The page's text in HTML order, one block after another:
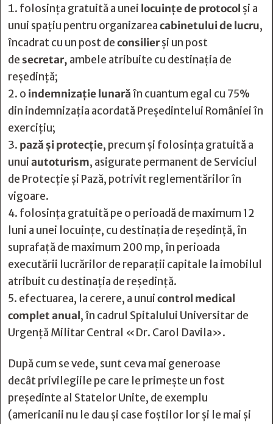
folosinţa gratuită a unei locuinţe de protocol şi a
unui spaţiu pentru organizareacabinetului de lucru,
încadrat cu un post deconsilierşi un post
desecretar, ambele atribuite cu destinaţia de
reşedinţă;
o indemnizaţie lunarăîn cuantum egal cu 75%
din indemnizaţia acordată Preşedintelui României în
exerciţiu;
pază şi protecţie, precum şi folosinţa gratuită a
unuiautoturism, asigurate permanent de Serviciul
de Protecţie şi Pază, potrivit reglementărilor în
vigoare.
folosinţa gratuită pe o perioadă de maximum 12
luni a unei locuinţe, cu destinaţia de reşedinţă, în
suprafaţă de maximum 200 mp, în perioada
executării lucrărilor de reparaţii capitale la imobilul
atribuit cu destinaţia de reşedinţă.
efectuarea, la cerere, a unuicontrol medical
complet anual, în cadrul Spitalului Universitar de
Urgenţă Militar Central «Dr. Carol Davila».
După cum se vede, sunt ceva mai generoase
decâtprivilegiile pe care le primește un fost
președinte al Statelor Unite, de exemplu
(americanii nu le dau și case foștilor lor și le mai și